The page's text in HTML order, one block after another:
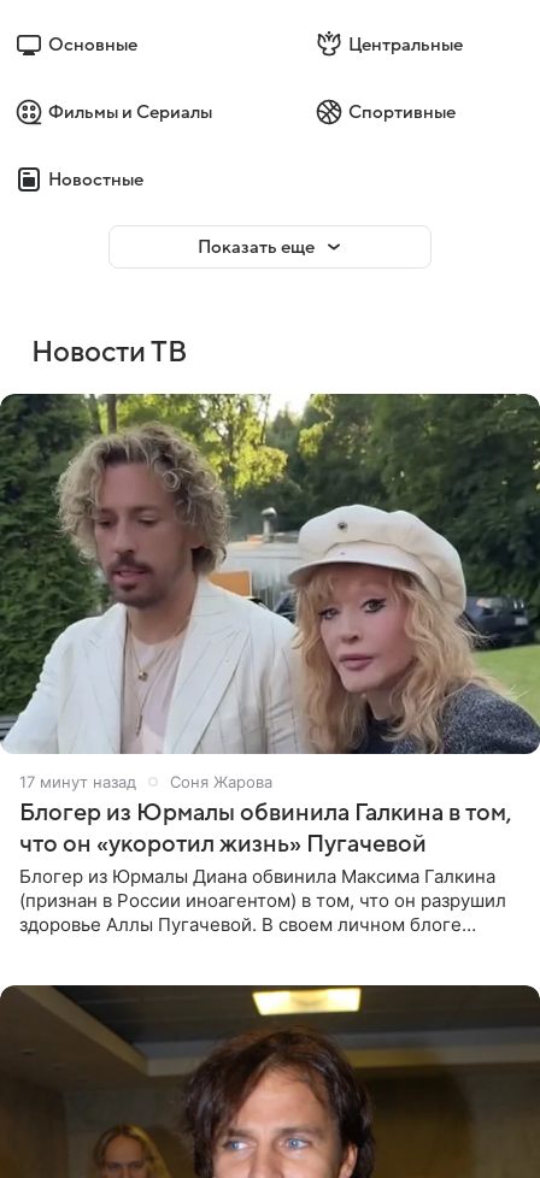
Основные Центральные
Фильмы и Сериалы Спортивные
Новостные
Показать еще
Новости ТВ
17 минут назад Соня Жарова
Блогер из Юрмалы обвинила Галкина в том,
что он «укоротил жизнь» Пугачевой
Блогер из Юрмалы Диана обвинила Максима Галкина
(признан в России иноагентом) в том, что он разрушил
здоровье Аллы Пугачевой. В своем личном блоге